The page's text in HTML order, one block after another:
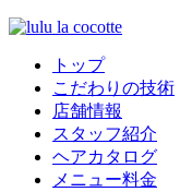
トップ
こだわりの技術
店舗情報
スタッフ紹介
ヘアカタログ
メニュー料金